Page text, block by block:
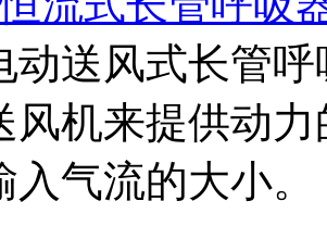
动送风式长管
风机来提供动
气流的大小。